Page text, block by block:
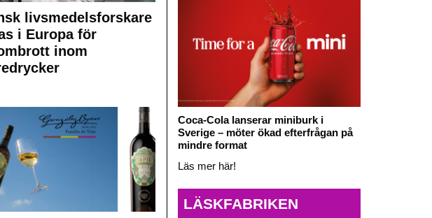
livsmedelsforskare
i Europa för
inom
Coca-Cola lanserar miniburk i
Sverige – möter ökad efterfrågan på
mindre format
Läs mer här!
LÄSKFABRIKEN